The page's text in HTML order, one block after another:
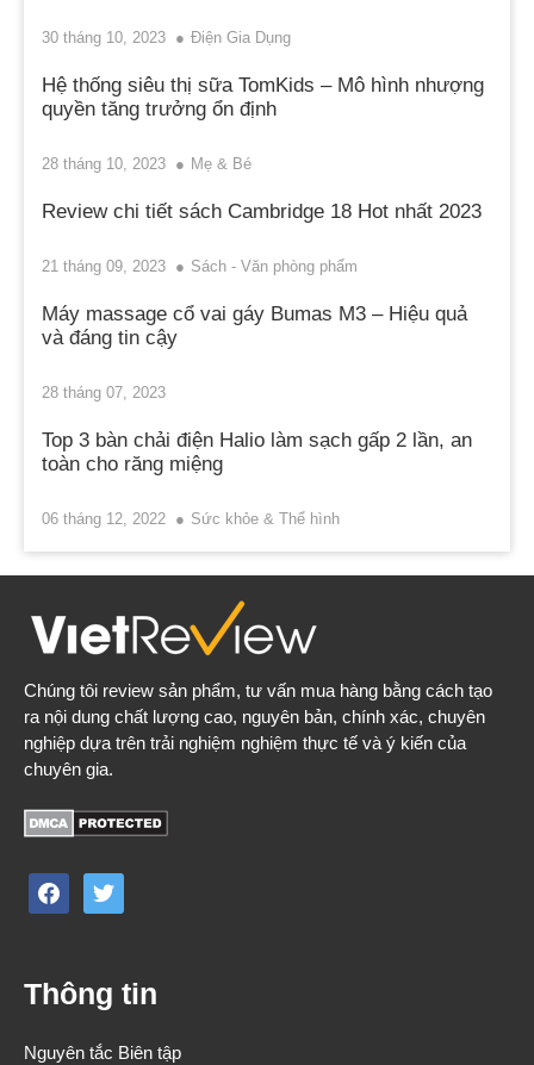
30 tháng 10, 2023 Điện Gia Dụng
Hệ thống siêu thị sữa TomKids – Mô hình nhượng
quyền tăng trưởng ổn định
28 tháng 10, 2023 Mẹ & Bé
Review chi tiết sách Cambridge 18 Hot nhất 2023
21 tháng 09, 2023 Sách - Văn phòng phẩm
Máy massage cổ vai gáy Bumas M3 – Hiệu quả
và đáng tin cậy
28 tháng 07, 2023
Top 3 bàn chải điện Halio làm sạch gấp 2 lần, an
toàn cho răng miệng
06 tháng 12, 2022 Sức khỏe & Thể hình
Chúng tôi review sản phẩm, tư vấn mua hàng bằng cách tạo
ra nội dung chất lượng cao, nguyên bản, chính xác, chuyên
nghiệp dựa trên trải nghiệm nghiệm thực tế và ý kiến của
chuyên gia.
facebooktwitter
Thông tin
Nguyên tắc Biên tập